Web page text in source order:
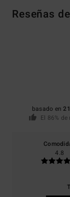
Reseñas
basado en
El 86%
4.8